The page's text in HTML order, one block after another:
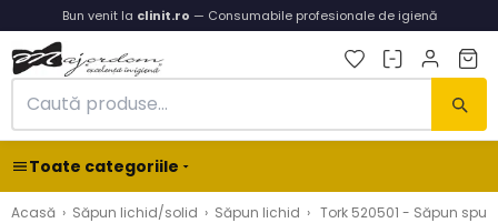
Bun venit la clinit.ro — Consumabile profesionale de igienă
Toate categoriile
Acasă › Săpun lichid/solid › Săpun lichid › Tork 520501 - Săpun